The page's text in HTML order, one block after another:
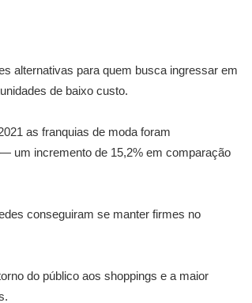
alternativas para quem busca ingressar em
de baixo custo.
as franquias de moda foram
um incremento de 15,2% em comparação
conseguiram se manter firmes no
do público aos shoppings e a maior